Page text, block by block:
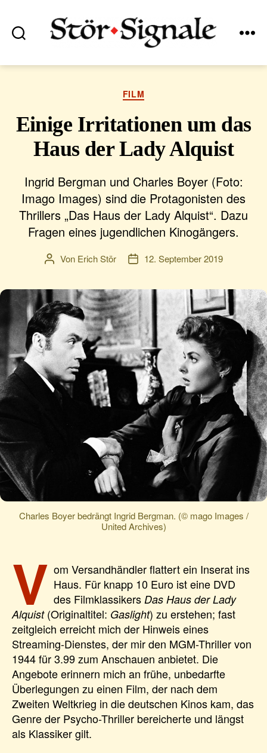
Kategorien
FILM
Einige Irritationen um das
Haus der Lady Alquist
Ingrid Bergman und Charles Boyer (Foto:
Imago Images) sind die Protagonisten des
Thrillers „Das Haus der Lady Alquist“. Dazu
Fragen eines jugendlichen Kinogängers.
Beitragsautor
Von Erich Stör Veröffentlichungsdatum
12. September 2019
Charles Boyer bedrängt Ingrid Bergman. (© mago Images /
United Archives)
V om Versandhändler flattert ein Inserat ins
Haus. Für knapp 10 Euro ist eine DVD
des Filmklassikers Das Haus der Lady
Alquist(Originaltitel: Gaslight) zu erstehen; fast
zeitgleich erreicht mich der Hinweis eines
Streaming-Dienstes, der mir den MGM-Thriller von
1944 für 3.99 zum Anschauen anbietet. Die
Angebote erinnern mich an frühe, unbedarfte
Überlegungen zu einen Film, der nach dem
Zweiten Weltkrieg in die deutschen Kinos kam, das
Genre der Psycho-Thriller bereicherte und längst
als Klassiker gilt.